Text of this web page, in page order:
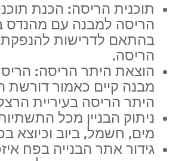
תוכנית הריסה: הכנת
הריסה למבנה עם מהנדס
בהתאם לדרישות
הריסה.
הוצאת היתר הריסה:
מבנה קיים כאמור דורשת
היתר הריסה בעיריית
ניתוק הבניין מכל
מים, חשמל, ביוב וכיוצא
גידור אתר הבנייה בפח